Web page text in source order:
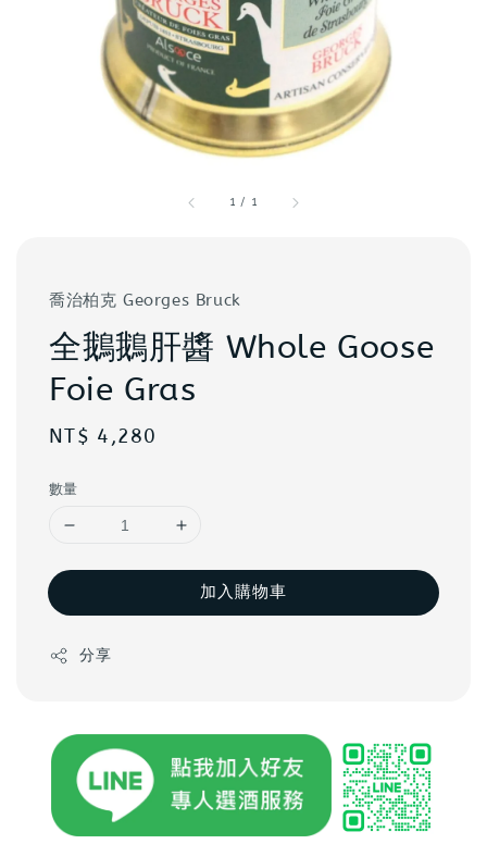
1 / 1
喬治柏克 Georges Bruck
全鵝鵝肝醬 Whole Goose
Foie Gras
Regular
NT$ 4,280
數量
加入購物車
分享